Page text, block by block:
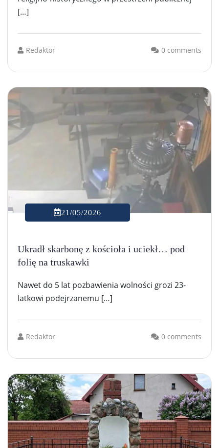
[…]
Redaktor 0 comments
21/05/2026
Ukradł skarbonę z kościoła i uciekł… pod
folię na truskawki
Nawet do 5 lat pozbawienia wolności grozi 23-
latkowi podejrzanemu […]
Redaktor 0 comments